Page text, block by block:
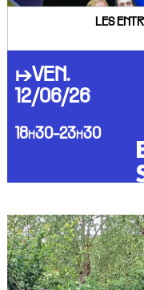
LES
↦VEN.
12/06/26
18h30-23h30